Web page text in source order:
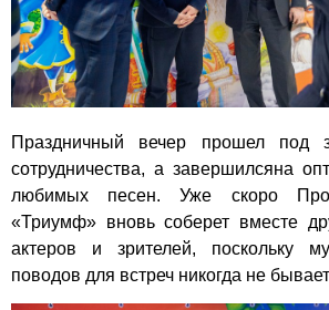
Праздничный вечер прошел под
сотрудничества, а завершилсяна
любимых песен. Уже скоро
«Триумф» вновь соберет вместе
актеров и зрителей, поскольку
поводов для встреч никогда не